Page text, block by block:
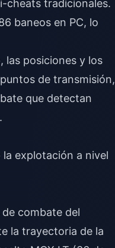
cheats tradicionales.
baneos en PC, lo
las posiciones y los
de transmisión,
que detectan
explotación a nivel
combate del
la trayectoria de la